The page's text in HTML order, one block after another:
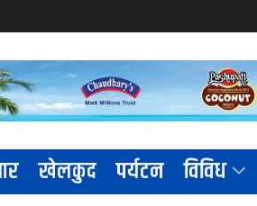
खेलकुद पर्यटन विविध